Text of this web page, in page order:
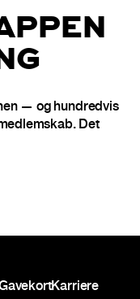
— og hundredvis
Det
Karriere